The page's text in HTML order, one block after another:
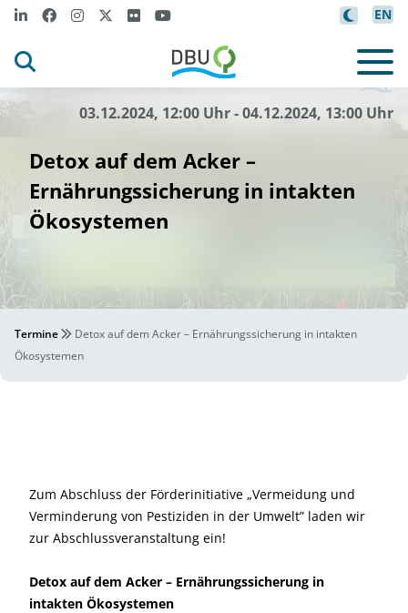
EN
03.12.2024, 12:00 Uhr - 04.12.2024, 13:00 Uhr
Detox auf dem Acker –
Ernährungssicherung in intakten
Ökosystemen
Termine
Detox auf dem Acker – Ernährungssicherung in intakten
Ökosystemen
Zum Abschluss der Förderinitiative „Vermeidung und
Verminderung von Pestiziden in der Umwelt” laden wir
zur Abschlussveranstaltung ein!
Detox auf dem Acker – Ernährungssicherung in
intakten Ökosystemen